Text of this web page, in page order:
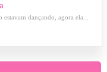
dançando, agora ela...